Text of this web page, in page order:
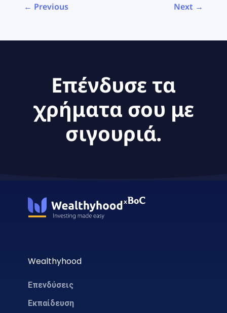
← Previous Next →
Επένδυσε τα
χρήματα σου με
σιγουριά.
Wealthyhood
Επενδύσεις
Εκπαίδευση